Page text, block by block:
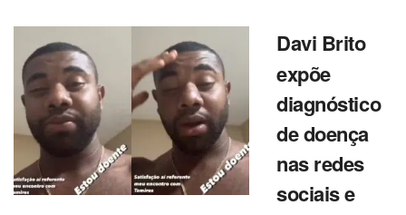
Davi Brito
expõe
diagnóstico
de doença
nas redes
sociais e